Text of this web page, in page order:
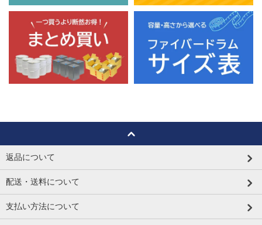
返品について
配送・送料について
支払い方法について